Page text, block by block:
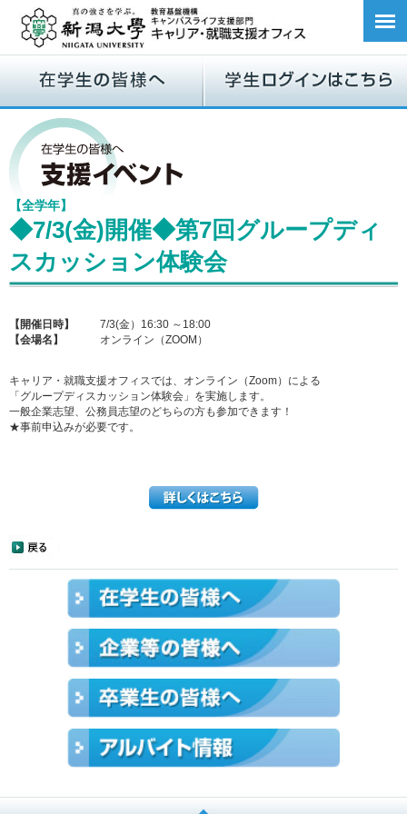
【全学年】
◆7/3(金)開催◆第7回グループディ
スカッション体験会
【開催日時】
7/3(金）16:30 ～18:00
【会場名】
オンライン（ZOOM）
キャリア・就職支援オフィスでは、オンライン（Zoom）による
「グループディスカッション体験会」を実施します。
一般企業志望、公務員志望のどちらの方も参加できます！
★事前申込みが必要です。